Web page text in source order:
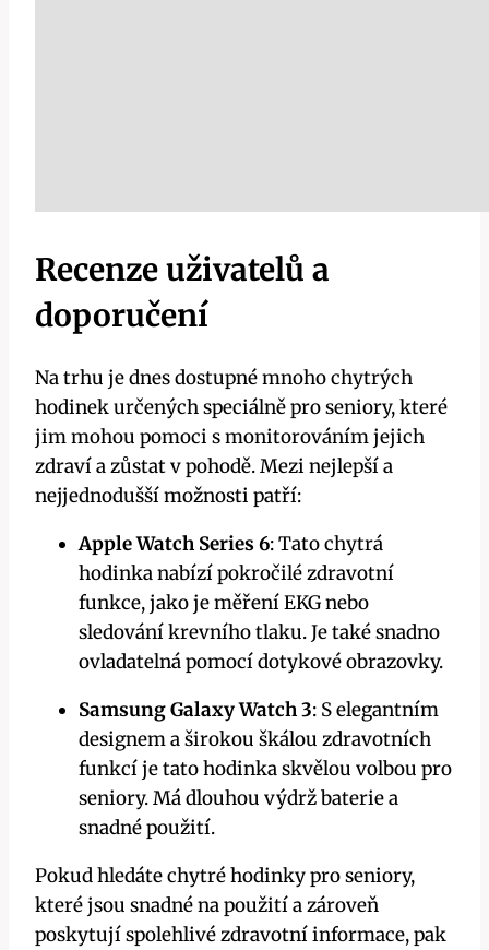
Recenze uživatelů a
doporučení
Na trhu je dnes dostupné mnoho chytrých
hodinek určených speciálně pro seniory, které
jim mohou pomoci s monitorováním jejich
zdraví a zůstat v pohodě. Mezi nejlepší a
nejjednodušší možnosti patří:
Apple Watch Series 6: Tato chytrá
hodinka nabízí pokročilé zdravotní
funkce, jako je měření EKG nebo
sledování krevního tlaku. Je také snadno
ovladatelná pomocí dotykové obrazovky.
Samsung Galaxy Watch 3: S elegantním
designem a širokou škálou zdravotních
funkcí je tato hodinka skvělou volbou pro
seniory. Má dlouhou výdrž baterie a
snadné použití.
Pokud hledáte chytré hodinky pro seniory,
které jsou snadné na použití a zároveň
poskytují spolehlivé zdravotní informace, pak